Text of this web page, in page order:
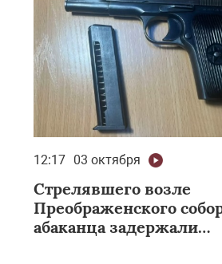
12:17 03 октября
Стрелявшего возле
Преображенского
абаканца задержали